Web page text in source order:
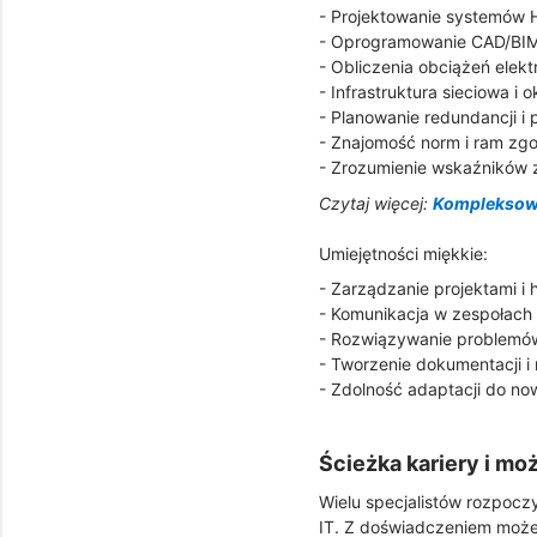
- Projektowanie systemów
- Oprogramowanie CAD/
- Obliczenia obciążeń
- Infrastruktura sieciowa i
- Planowanie redundancji i
- Znajomość norm i ram
- Zrozumienie wskaźników
Czytaj więcej:
Umiejętności miękkie:
- Zarządzanie projektami i
- Komunikacja w
- Rozwiązywanie
- Tworzenie dokumentacji i
- Zdolność adaptacji do
Ścieżka kariery i
Wielu specjalistów
IT. Z doświadczeniem